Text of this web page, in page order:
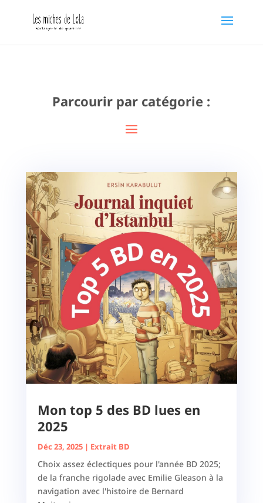
Parcourir par catégorie :
Mon top 5 des BD lues en
2025
Déc 23, 2025| Extrait BD
Choix assez éclectiques pour l'année BD 2025;
de la franche rigolade avec Emilie Gleason à la
navigation avec l'histoire de Bernard